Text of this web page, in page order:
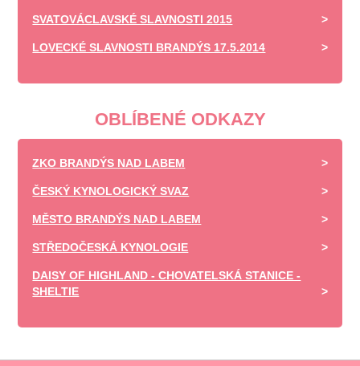
SVATOVÁCLAVSKÉ SLAVNOSTI 2015
LOVECKÉ SLAVNOSTI BRANDÝS 17.5.2014
OBLÍBENÉ ODKAZY
ZKO BRANDÝS NAD LABEM
ČESKÝ KYNOLOGICKÝ SVAZ
MĚSTO BRANDÝS NAD LABEM
STŘEDOČESKÁ KYNOLOGIE
DAISY OF HIGHLAND - CHOVATELSKÁ STANICE -
SHELTIE